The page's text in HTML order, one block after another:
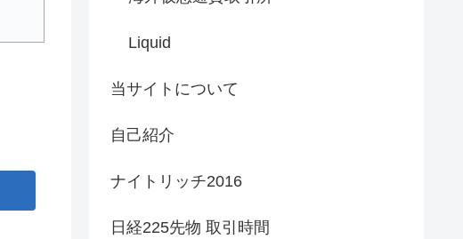
Liquid
当サイトについて
自己紹介
ナイトリッチ2016
日経225先物 取引時間